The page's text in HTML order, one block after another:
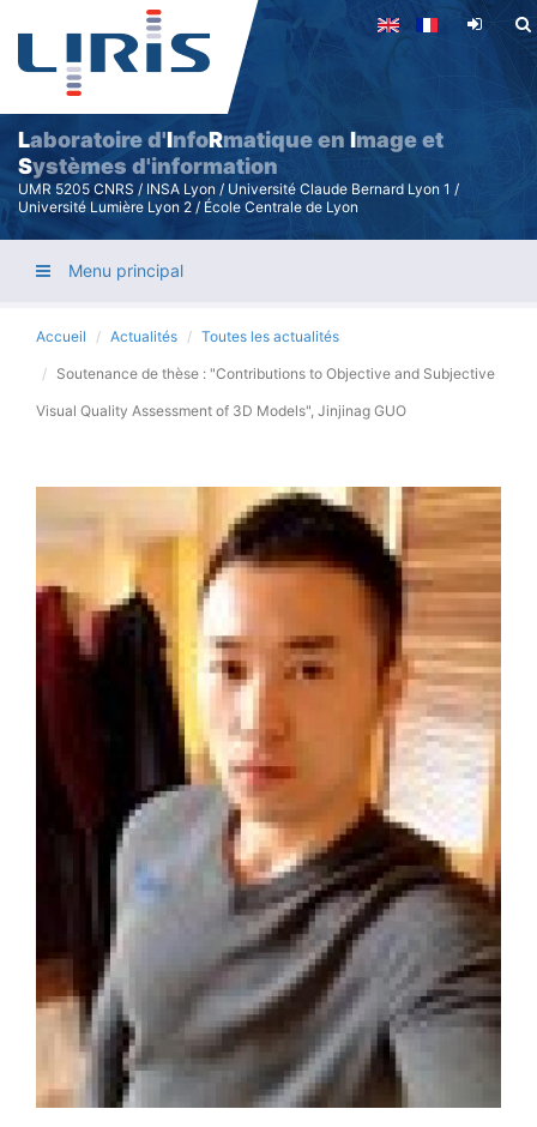
Aller
contenu
principal
Laboratoire d'InfoRmatique en Image et
Systèmes d'information
UMR 5205 CNRS / INSA Lyon / Université Claude Bernard Lyon 1 /
Université Lumière Lyon 2 / École Centrale de Lyon
Menu principal
Accueil Actualités Toutes les actualités
Soutenance de thèse : "Contributions to Objective and Subjective
Visual Quality Assessment of 3D Models", Jinjinag GUO